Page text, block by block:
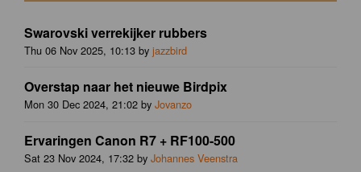
Swarovski verrekijker rubbers
Thu 06 Nov 2025, 10:13 by jazzbird
Overstap naar het nieuwe Birdpix
Mon 30 Dec 2024, 21:02 by Jovanzo
Ervaringen Canon R7 + RF100-500
Sat 23 Nov 2024, 17:32 by Johannes Veenstra